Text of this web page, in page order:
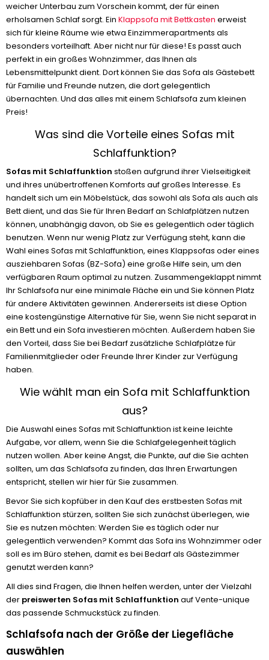
weicher Unterbau zum Vorschein kommt, der für einen
erholsamen Schlaf sorgt. Ein Klappsofa mit Bettkasten erweist
sich für kleine Räume wie etwa Einzimmerapartments als
besonders vorteilhaft. Aber nicht nur für diese! Es passt auch
perfekt in ein großes Wohnzimmer, das Ihnen als
Lebensmittelpunkt dient. Dort können Sie das Sofa als Gästebett
für Familie und Freunde nutzen, die dort gelegentlich
übernachten. Und das alles mit einem Schlafsofa zum kleinen
Preis!
Was sind die Vorteile eines Sofas mit
Schlaffunktion?
Sofas mit Schlaffunktion stoßen aufgrund ihrer Vielseitigkeit
und ihres unübertroffenen Komforts auf großes Interesse. Es
handelt sich um ein Möbelstück, das sowohl als Sofa als auch als
Bett dient, und das Sie für Ihren Bedarf an Schlafplätzen nutzen
können, unabhängig davon, ob Sie es gelegentlich oder täglich
benutzen. Wenn nur wenig Platz zur Verfügung steht, kann die
Wahl eines Sofas mit Schlaffunktion, eines Klappsofas oder eines
ausziehbaren Sofas (BZ-Sofa) eine große Hilfe sein, um den
verfügbaren Raum optimal zu nutzen. Zusammengeklappt nimmt
Ihr Schlafsofa nur eine minimale Fläche ein und Sie können Platz
für andere Aktivitäten gewinnen. Andererseits ist diese Option
eine kostengünstige Alternative für Sie, wenn Sie nicht separat in
ein Bett und ein Sofa investieren möchten. Außerdem haben Sie
den Vorteil, dass Sie bei Bedarf zusätzliche Schlafplätze für
Familienmitglieder oder Freunde Ihrer Kinder zur Verfügung
haben.
Wie wählt man ein Sofa mit Schlaffunktion
aus?
Die Auswahl eines Sofas mit Schlaffunktion ist keine leichte
Aufgabe, vor allem, wenn Sie die Schlafgelegenheit täglich
nutzen wollen. Aber keine Angst, die Punkte, auf die Sie achten
sollten, um das Schlafsofa zu finden, das Ihren Erwartungen
entspricht, stellen wir hier für Sie zusammen.
Bevor Sie sich kopfüber in den Kauf des erstbesten Sofas mit
Schlaffunktion stürzen, sollten Sie sich zunächst überlegen, wie
Sie es nutzen möchten: Werden Sie es täglich oder nur
gelegentlich verwenden? Kommt das Sofa ins Wohnzimmer oder
soll es im Büro stehen, damit es bei Bedarf als Gästezimmer
genutzt werden kann?
All dies sind Fragen, die Ihnen helfen werden, unter der Vielzahl
der preiswerten Sofas mit Schlaffunktion auf Vente-unique
das passende Schmuckstück zu finden.
Schlafsofa nach der Größe der Liegefläche
auswählen